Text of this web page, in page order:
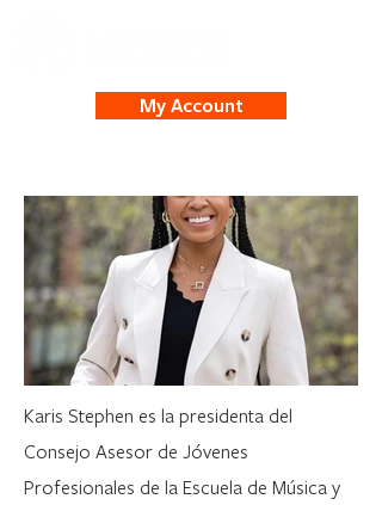
My Account
Karis Stephen es la presidenta del
Consejo Asesor de Jóvenes
Profesionales de la Escuela de Música y